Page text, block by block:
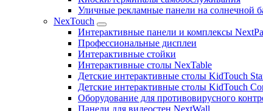
Уличные рекламные панели на солнечной
NexTouch
Интерактивные панели и комплексы
Профессиональные дисплеи
Интерактивные стойки
Интерактивные столы NexTable
Детские интерактивные столы KidTouch
Детские интерактивные столы KidTouch
Оборудование для противовирусного
Панели для видеостен NextWall